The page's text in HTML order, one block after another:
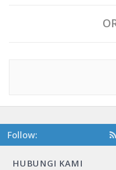
Follow:
HUBUNGI KAMI